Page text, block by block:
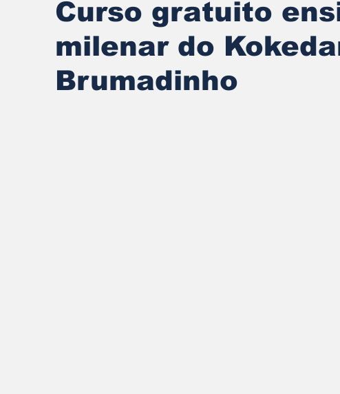
Curso gratuito
milenar do
Brumadinho